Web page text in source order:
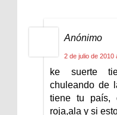
Anónimo
2 de julio de 2010
ke suerte
chuleando de
tiene tu
roja,ala y si